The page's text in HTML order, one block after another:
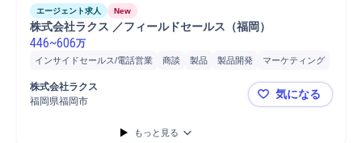
エージェント求人 New
446~606万
インサイドセールス/電話営業 商談 製品 製品開発
マーケティング
提案
アフターフォロー
経理
担当者
クロージング
株式会社ラクス
福岡県福岡市
株式会社ラ
気になる
もっと見る